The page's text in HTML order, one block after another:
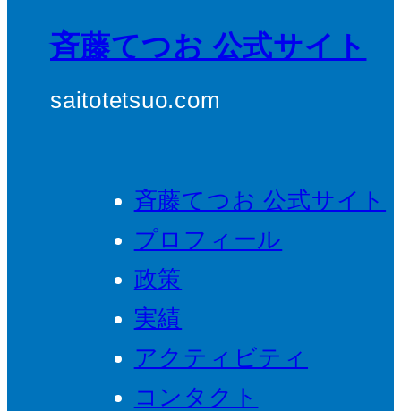
斉藤てつお 公式サイト
saitotetsuo.com
斉藤てつお 公式サイト
プロフィール
政策
実績
アクティビティ
コンタクト